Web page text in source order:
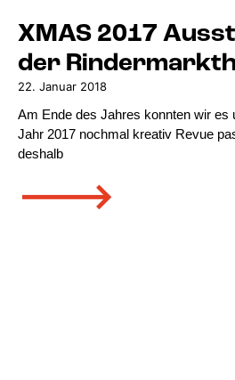
XMAS 2017
der
22. Januar 2018
Am Ende des Jahres konnten wir es
Jahr 2017 nochmal kreativ Revue
deshalb
🡒